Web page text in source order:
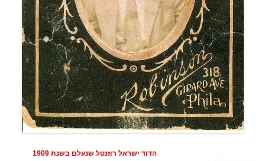
הדוד ישראל רוזנטל שנעלם בשנת 1909